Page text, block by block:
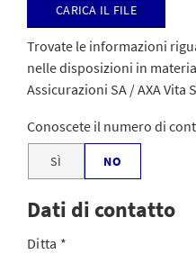
Carica il file
Trovate le informazioni
nelle disposizioni in
Assicurazioni SA / AXA Vita
Conoscete il numero di
SÌ NO
Dati di contatto
Ditta *